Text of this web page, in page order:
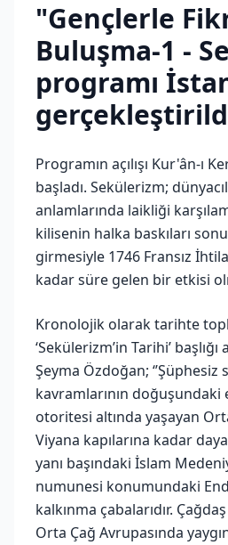
"Gençlerle
Buluşma-1 -
programı
Programın açılışı Kur'ân-ı
başladı. Sekülerizm;
anlamlarında laikliği
kilisenin halka baskıları
girmesiyle 1746 Fransız
kadar süre gelen bir etkisi
Kronolojik olarak tarihte
‘Sekülerizm’in Tarihi’
Şeyma Özdoğan;
kavramlarının doğuşundaki
otoritesi altında yaşayan
Viyana kapılarına kadar
yanı başındaki İslam
numunesi konumundaki
kalkınma çabalarıdır.
Orta Çağ Avrupasında